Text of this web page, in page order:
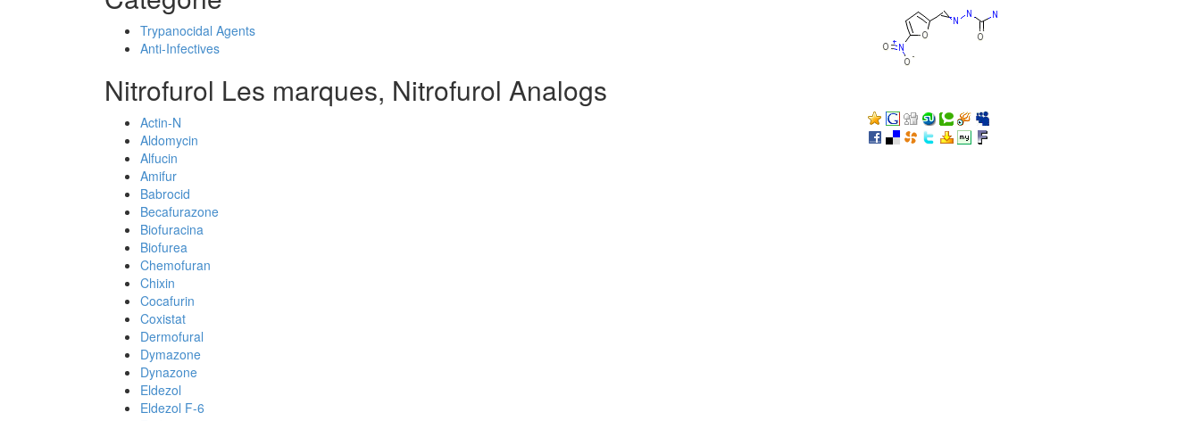
Trypanocidal Agents
Anti-Infectives
Nitrofurol Les marques, Nitrofurol Analogs
Actin-N
Aldomycin
Alfucin
Amifur
Babrocid
Becafurazone
Biofuracina
Biofurea
Chemofuran
Chixin
Cocafurin
Coxistat
Dermofural
Dymazone
Dynazone
Eldezol
Eldezol F-6